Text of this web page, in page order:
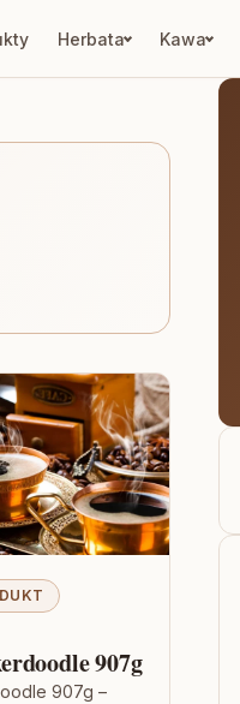
Herbata Kawa
907g
907g –